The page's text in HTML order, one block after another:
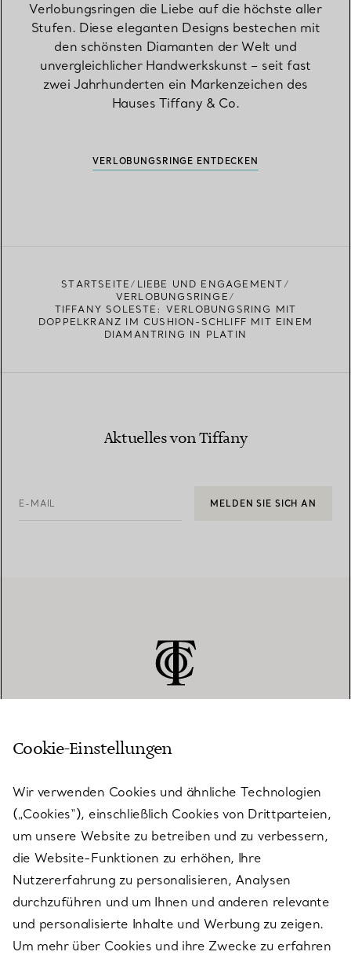
Verlobungsringen die Liebe auf die höchste aller
Stufen. Diese eleganten Designs bestechen mit
den schönsten Diamanten der Welt und
unvergleichlicher Handwerkskunst – seit fast
zwei Jahrhunderten ein Markenzeichen des
Hauses Tiffany & Co.
VERLOBUNGSRINGE ENTDECKEN
STARTSEITE
LIEBE UND ENGAGEMENT
VERLOBUNGSRINGE
TIFFANY SOLESTE: VERLOBUNGSRING MIT
DOPPELKRANZ IM CUSHION-SCHLIFF MIT EINEM
DIAMANTRING IN PLATIN
Aktuelles von Tiffany
E-MAIL MELDEN SIE SICH AN
KUNDENSERVICE
SERVICES
ÜBER TIFFANY & CO.
RECHTLICHE HINWEISE
Cookie-Einstellungen
Wir verwenden Cookies und ähnliche Technologien
(„Cookies“), einschließlich Cookies von Drittparteien,
um unsere Website zu betreiben und zu verbessern,
die Website-Funktionen zu erhöhen, Ihre
Nutzererfahrung zu personalisieren, Analysen
durchzuführen und um Ihnen und anderen relevante
und personalisierte Inhalte und Werbung zu zeigen.
Um mehr über Cookies und ihre Zwecke zu erfahren